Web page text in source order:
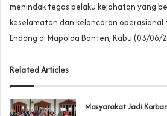
menindak tegas pelaku kejahatan yang
keselamatan dan kelancaran
Endang di Mapolda Banten, Rabu (03/06/
Related Articles
‎Masyarakat Jadi